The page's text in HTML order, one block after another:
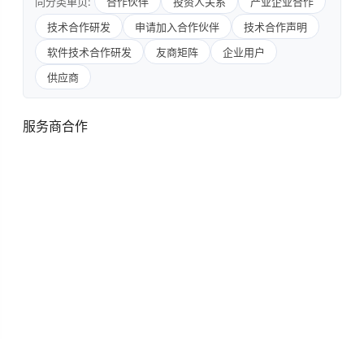
技术合作研发
申请加入合作伙伴
技术合作声明
软件技术合作研发
友商矩阵
企业用户
供应商
服务商合作